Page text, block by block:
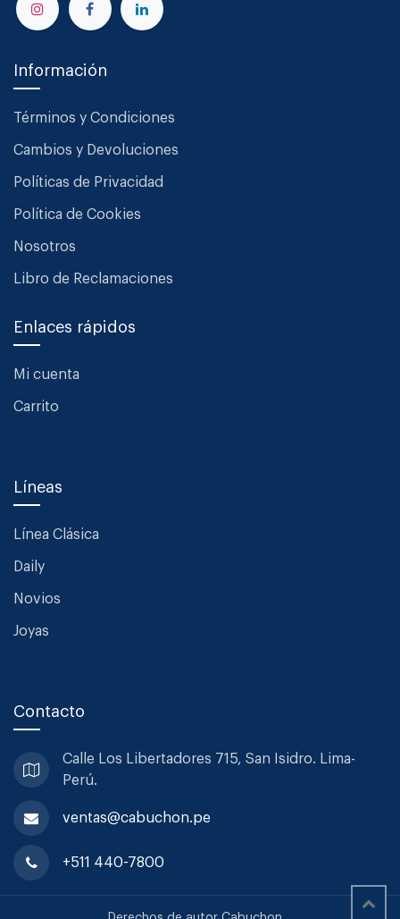
Información
Términos y Condiciones
Cambios y Devoluciones
Políticas de Privacidad
Política de Cookies
Nosotros
Libro de Reclamaciones
Enlaces rápidos
Mi cuenta
Carrito
Líneas
Línea Clásica
Daily
Novios
Joyas
Contacto
Calle Los Libertadores 715, San Isidro. Lima-
Perú.
ventas@cabuchon.pe
+511 440-7800